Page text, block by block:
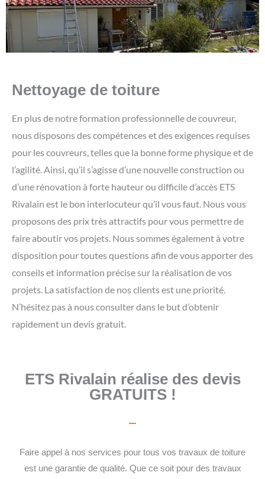
Nettoyage de toiture
En plus de notre formation professionnelle de couvreur,
nous disposons des compétences et des exigences requises
pour les couvreurs, telles que la bonne forme physique et de
l’agilité. Ainsi, qu’il s’agisse d’une nouvelle construction ou
d’une rénovation à forte hauteur ou difficile d’accès ETS
Rivalain est le bon interlocuteur qu’il vous faut. Nous vous
proposons des prix très attractifs pour vous permettre de
faire aboutir vos projets. Nous sommes également à votre
disposition pour toutes questions afin de vous apporter des
conseils et information précise sur la réalisation de vos
projets. La satisfaction de nos clients est une priorité.
N’hésitez pas à nous consulter dans le but d’obtenir
rapidement un devis gratuit.
ETS Rivalain réalise des devis
GRATUITS !
Faire appel à nos services pour tous vos travaux de toiture
est une garantie de qualité. Que ce soit pour des travaux